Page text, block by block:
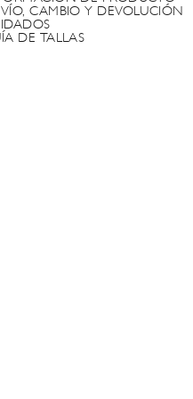
CAMBIO Y DEVOLUCIÓN
DE TALLAS